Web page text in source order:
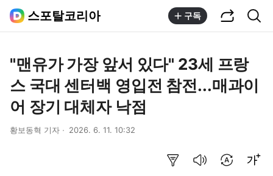
스포탈코리아 구독
"맨유가 가장 앞서 있다" 23세 프랑
스 국대 센터백 영입전 참전...매과이
어 장기 대체자 낙점
황보동혁 기자 2026. 6. 11. 10:32